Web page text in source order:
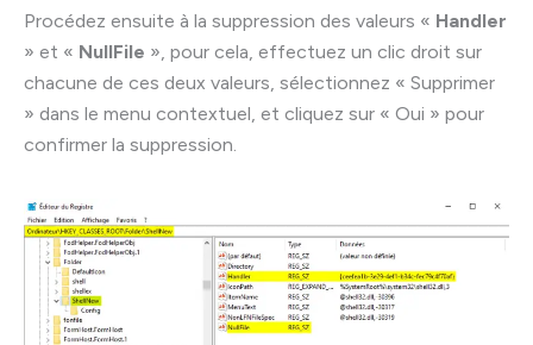
Procédez ensuite à la suppression des valeurs « Handler
» et « NullFile », pour cela, effectuez un clic droit sur
chacune de ces deux valeurs, sélectionnez « Supprimer
» dans le menu contextuel, et cliquez sur « Oui » pour
confirmer la suppression.